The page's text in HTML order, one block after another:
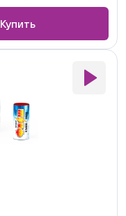
Купить